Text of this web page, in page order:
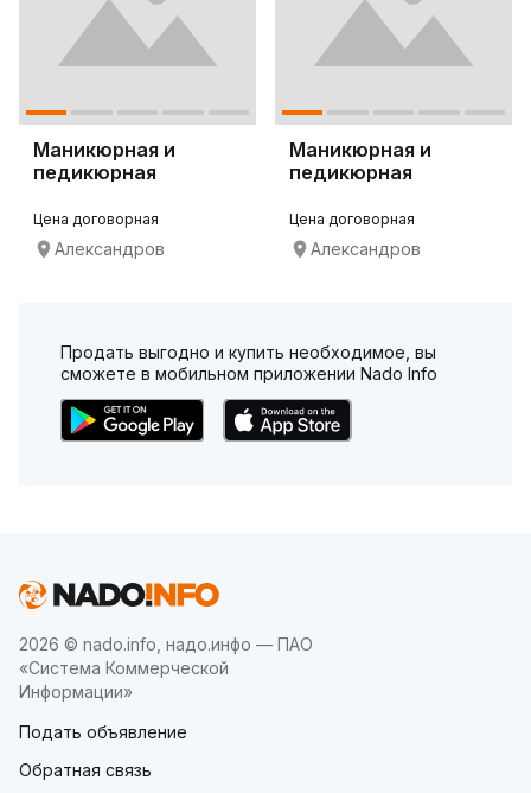
Маникюрная и
педикюрная
Alize
Цена договорная
Александров
Маникюрная и
педикюрная
встроенным свет
Цена договорная
Александров
Продать выгодно и купить необходимое, вы
сможете в мобильном приложении Nado Info
2026 © nado.info, надо.инфо — ПАО
«Система Коммерческой
Информации»
Подать объявление
Обратная связь